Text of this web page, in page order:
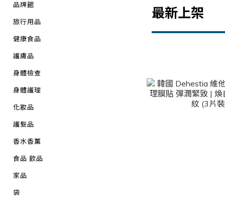
品牌館
旅行用品
健康食品
護膚品
身體檢查
身體護理
化妝品
護髮品
香水香薰
食品 飲品
家品
袋
最新上架